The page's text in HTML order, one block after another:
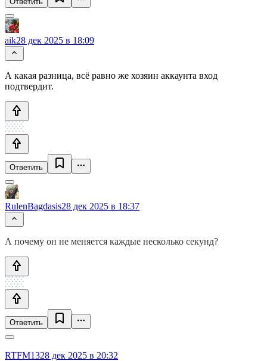
aik28 дек 2025 в 18:09
А какая разница, всё равно же хозяин аккаунта вход
подтвердит.
Ответить
RulenBagdasis28 дек 2025 в 18:37
А почему он не меняется каждые несколько секунд?
Ответить
RTFM1328 дек 2025 в 20:32